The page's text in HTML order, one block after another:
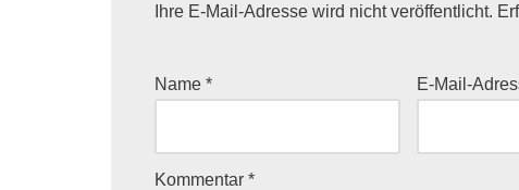
Ihre E-Mail-Adresse wird nicht veröffentlicht.
Name * E-Mail-
Kommentar *